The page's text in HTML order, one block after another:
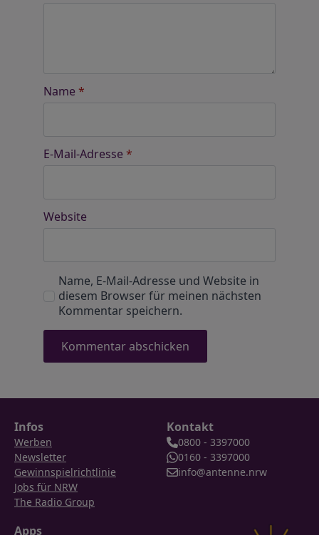
Name *
E-Mail-Adresse *
Website
Name, E-Mail-Adresse und Website in
diesem Browser für meinen nächsten
Kommentar speichern.
Infos
Werben
Newsletter
Gewinnspielrichtlinie
Jobs für NRW
The Radio Group
Kontakt
0800 - 3397000
0160 - 3397000
info@antenne.nrw
Apps